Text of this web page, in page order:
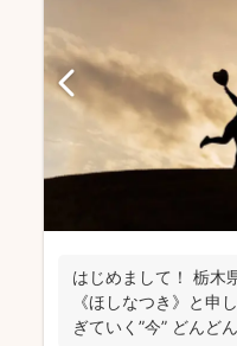
はじめまして！ 栃木
《ほしなつき》と申
ぎていく”今” どんど